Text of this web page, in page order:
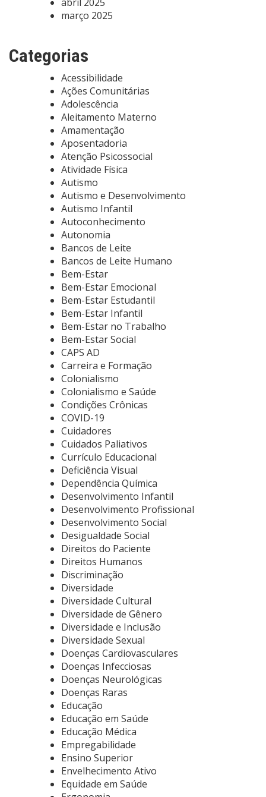
março 2025
Categorias
Acessibilidade
Ações Comunitárias
Adolescência
Aleitamento Materno
Amamentação
Aposentadoria
Atenção Psicossocial
Atividade Física
Autismo
Autismo e Desenvolvimento
Autismo Infantil
Autoconhecimento
Autonomia
Bancos de Leite
Bancos de Leite Humano
Bem-Estar
Bem-Estar Emocional
Bem-Estar Estudantil
Bem-Estar Infantil
Bem-Estar no Trabalho
Bem-Estar Social
CAPS AD
Carreira e Formação
Colonialismo
Colonialismo e Saúde
Condições Crônicas
COVID-19
Cuidadores
Cuidados Paliativos
Currículo Educacional
Deficiência Visual
Dependência Química
Desenvolvimento Infantil
Desenvolvimento Profissional
Desenvolvimento Social
Desigualdade Social
Direitos do Paciente
Direitos Humanos
Discriminação
Diversidade
Diversidade Cultural
Diversidade de Gênero
Diversidade e Inclusão
Diversidade Sexual
Doenças Cardiovasculares
Doenças Infecciosas
Doenças Neurológicas
Doenças Raras
Educação
Educação em Saúde
Educação Médica
Empregabilidade
Ensino Superior
Envelhecimento Ativo
Equidade em Saúde